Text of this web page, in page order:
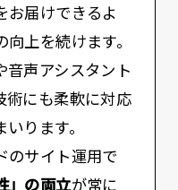
お届けできるよ
上を続けます。
音声アシスタント
術にも柔軟に対応
ります。
のサイト運用で
」の両立が常に